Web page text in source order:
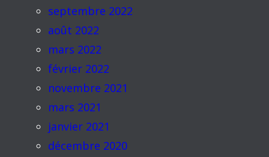
septembre 2022
août 2022
mars 2022
février 2022
novembre 2021
mars 2021
janvier 2021
décembre 2020